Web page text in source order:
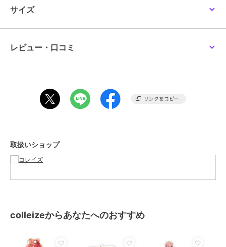
カラー **
サイズ
サイズ
レビュー・口コミ
取扱いショップ
colleizeからあなたへのおすすめ